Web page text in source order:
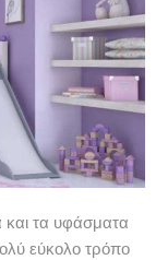
και τα υφάσματα
εύκολο τρόπο